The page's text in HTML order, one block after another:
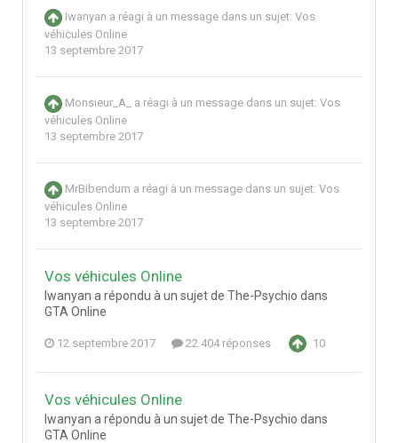
Iwanyan a réagi à un message dans un sujet: Vos
véhicules Online
13 septembre 2017
Monsieur_A_ a réagi à un message dans un sujet: Vos
véhicules Online
13 septembre 2017
MrBibendum a réagi à un message dans un sujet: Vos
véhicules Online
13 septembre 2017
Vos véhicules Online
Iwanyan a répondu à un sujet de The-Psychio dans
GTA Online
12 septembre 2017 22 404 réponses 10
Vos véhicules Online
Iwanyan a répondu à un sujet de The-Psychio dans
GTA Online